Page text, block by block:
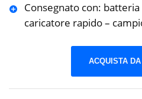
Consegnato con:
caricatore rapido –
ACQUISTA